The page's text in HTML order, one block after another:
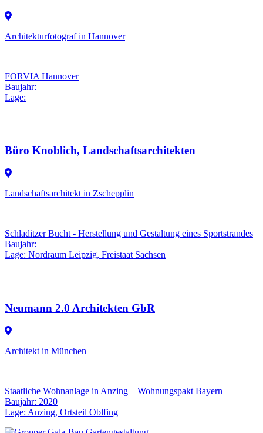
Architekturfotograf in Hannover
FORVIA Hannover
Baujahr:
Lage:
Büro Knoblich, Landschaftsarchitekten
Landschaftsarchitekt in Zschepplin
Schladitzer Bucht - Herstellung und Gestaltung eines Sportstrandes
Baujahr:
Lage: Nordraum Leipzig, Freistaat Sachsen
Neumann 2.0 Architekten GbR
Architekt in München
Staatliche Wohnanlage in Anzing – Wohnungspakt Bayern
Baujahr: 2020
Lage: Anzing, Ortsteil Oblfing